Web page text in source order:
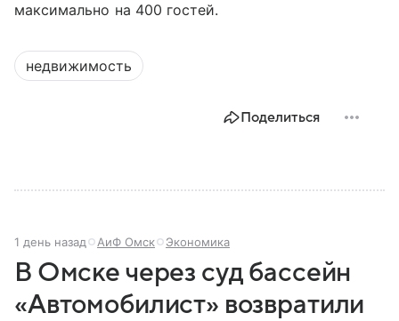
максимально на 400 гостей.
недвижимость
Поделиться
1 день назад АиФ Омск Экономика
В Омске через суд бассейн
«Автомобилист» возвратили